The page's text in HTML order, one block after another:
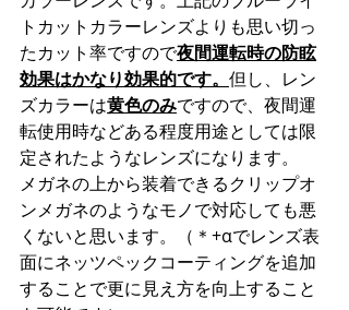
トカットカラーレンズよりも思い切っ
たカット率ですので夜間運転時の防眩
効果はかなり効果的です。 但し、レン
ズカラーは黄色のみですので、夜間運
転使用時などある程度用途としては限
定されたようなレンズになります。
メガネの上から装着できるクリップオ
ンメガネのようなモノで対応しても悪
くないと思います。（＊+αでレンズ表
面にネッツペックコーティングを追加
することで更に見え方を向上すること